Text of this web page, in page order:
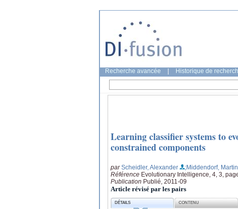
Recherche avancée Historique de
Learning classifier systems to
constrained components
parScheidler, Alexander
;Middendorf, Martin
Référence Evolutionary Intelligence, 4, 3,
Publication Publié, 2011-09
Article révisé par les pairs
DÉTAILS CONTENU